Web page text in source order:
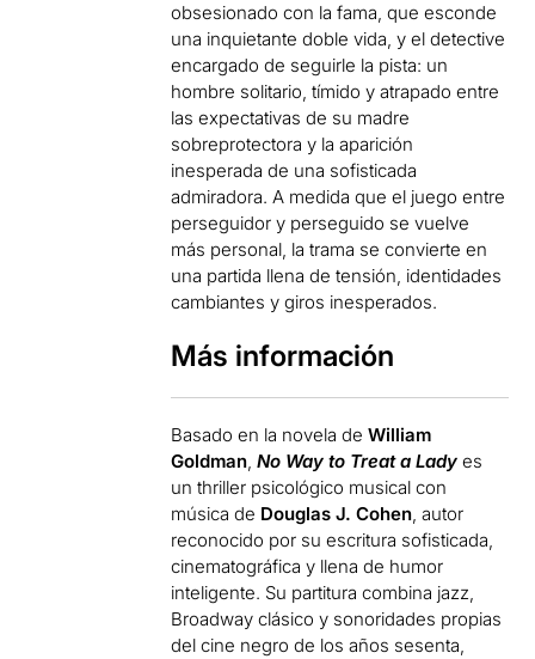
obsesionado con la fama, que esconde
una inquietante doble vida, y el detective
encargado de seguirle la pista: un
hombre solitario, tímido y atrapado entre
las expectativas de su madre
sobreprotectora y la aparición
inesperada de una sofisticada
admiradora. A medida que el juego entre
perseguidor y perseguido se vuelve
más personal, la trama se convierte en
una partida llena de tensión, identidades
cambiantes y giros inesperados.
Más información
Basado en la novela deWilliam
Goldman,No Way to Treat a Lady es
un thriller psicológico musical con
música de Douglas J. Cohen, autor
reconocido por su escritura sofisticada,
cinematográfica y llena de humor
inteligente. Su partitura combina jazz,
Broadway clásico y sonoridades propias
del cine negro de los años sesenta,